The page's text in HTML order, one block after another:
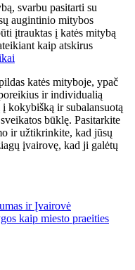
svarbu pasitarti su
augintinio mitybos
įtrauktas į katės mitybą
kaip atskirus
katės mityboje, ypač
ir individualią
kokybišką ir subalansuotą
būklę. Pasitarkite
ir užtikrinkite, kad jūsų
įvairovę, kad ji galėtų
ir Įvairovė
kaip miesto praeities